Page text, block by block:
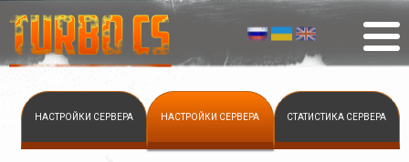
НАСТРОЙКИ СЕРВЕРА НАСТРОЙКИ СЕРВЕРА СТАТИСТИКА СЕРВЕРА